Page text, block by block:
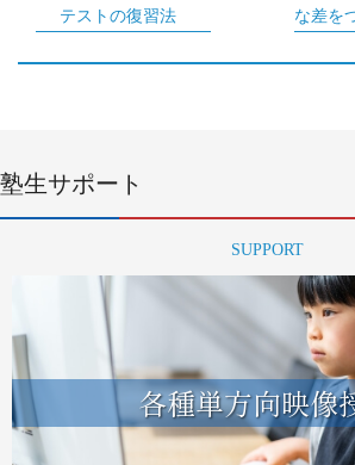
テストの復習法
な差を
塾生サポート
SUPPORT
各種単方向映像